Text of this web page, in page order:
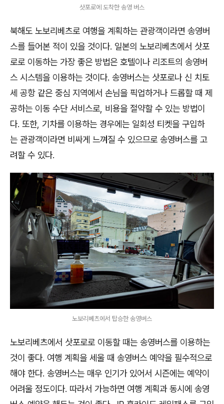
삿포로에 도착한 송영 버스
북해도 노보리베츠로 여행을 계획하는 관광객이라면 송영버
스를 들어본 적이 있을 것이다. 일본의 노보리베츠에서 삿포
로로 이동하는 가장 좋은 방법은 호텔이나 리조트의 송영버
스 시스템을 이용하는 것이다. 송영버스는 삿포로나 신 치토
세 공항 같은 중심 지역에서 손님을 픽업하거나 드롭할 때 제
공하는 이동 수단 서비스로, 비용을 절약할 수 있는 방법이
다. 또한, 기차를 이용하는 경우에는 일회성 티켓을 구입하
는 관광객이라면 비싸게 느껴질 수 있으므로 송영버스를 고
려할 수 있다.
노보리베츠에서 탑승한 송영버스
노보리베츠에서 삿포로로 이동할 때는 송영버스를 이용하는
것이 좋다. 여행 계획을 세울 때 송영버스 예약을 필수적으로
해야 한다. 송영버스는 매우 인기가 있어서 시즌에는 예약이
어려울 정도이다. 따라서 가능하면 여행 계획과 동시에 송영